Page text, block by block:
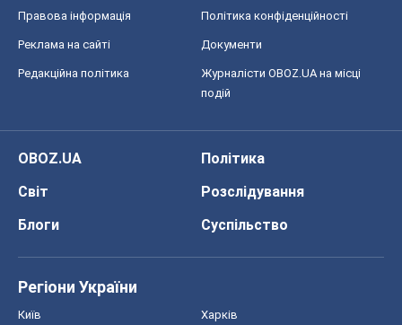
Правова інформація Політика конфіденційності
Реклама на сайті Документи
Редакційна політика
Журналісти OBOZ.UA на місці
подій
OBOZ.UA
Політика
Світ
Розслідування
Блоги
Суспільство
Регіони України
Київ Харків